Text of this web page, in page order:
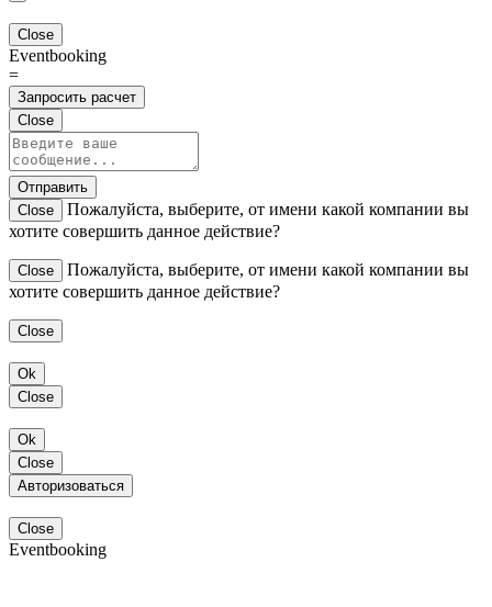
Close
Eventbooking
=
Запросить расчет
Close
Отправить
Close
Пожалуйста, выберите, от имени какой компании вы
хотите совершить данное действие?
Close
Пожалуйста, выберите, от имени какой компании вы
хотите совершить данное действие?
Close
Ok
Close
Ok
Close
Авторизоваться
Close
Eventbooking